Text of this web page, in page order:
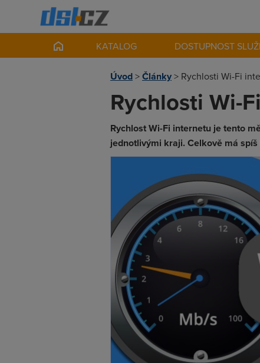
KATALOG DOSTUPNOST
Úvod>Články> Rychlosti Wi-Fi
Rychlosti Wi-
Rychlost Wi-Fi internetu je tento
jednotlivými kraji. Celkově má